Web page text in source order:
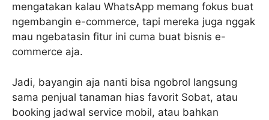
mengatakan kalau WhatsApp memang fokus buat
ngembangin e-commerce, tapi mereka juga nggak
mau ngebatasin fitur ini cuma buat bisnis e-
commerce aja.
Jadi, bayangin aja nanti bisa ngobrol langsung
sama penjual tanaman hias favorit Sobat, atau
booking jadwal service mobil, atau bahkan